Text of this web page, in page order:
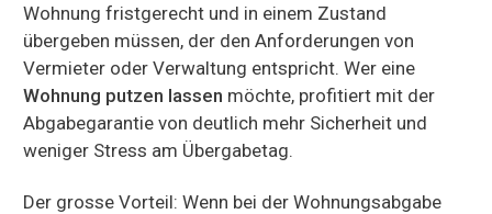
Wohnung fristgerecht und in einem Zustand
übergeben müssen, der den Anforderungen von
Vermieter oder Verwaltung entspricht. Wer eine
Wohnung putzen lassen möchte, profitiert mit der
Abgabegarantie von deutlich mehr Sicherheit und
weniger Stress am Übergabetag.
Der grosse Vorteil: Wenn bei der Wohnungsabgabe